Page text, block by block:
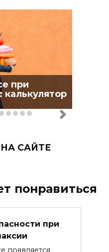
при
САЙТЕ
понравиться
при
появляется